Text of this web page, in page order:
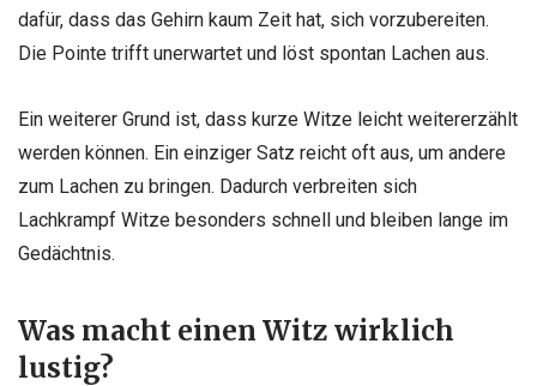
dafür, dass das Gehirn kaum Zeit hat, sich vorzubereiten.
Die Pointe trifft unerwartet und löst spontan Lachen aus.
Ein weiterer Grund ist, dass kurze Witze leicht weitererzählt
werden können. Ein einziger Satz reicht oft aus, um andere
zum Lachen zu bringen. Dadurch verbreiten sich
Lachkrampf Witze besonders schnell und bleiben lange im
Gedächtnis.
Was macht einen Witz wirklich
lustig?